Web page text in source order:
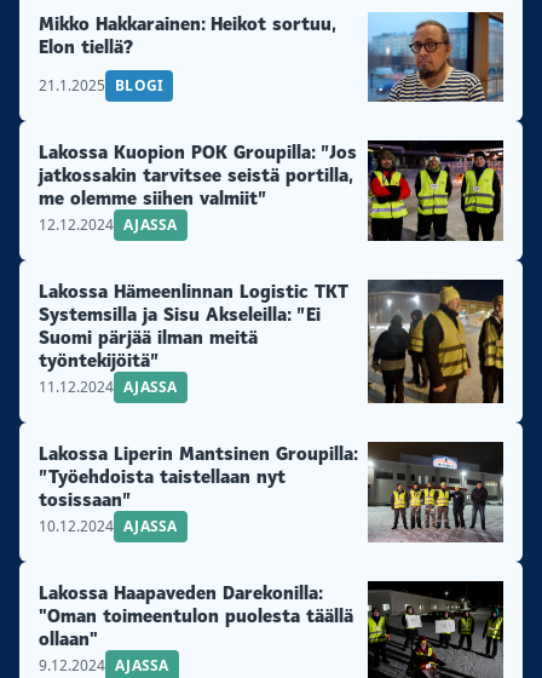
Mikko Hakkarainen: Heikot sortuu,
Elon tiellä?
21.1.2025 BLOGI
Lakossa Kuopion POK Groupilla: ”Jos
jatkossakin tarvitsee seistä portilla,
me olemme siihen valmiit”
12.12.2024 AJASSA
Lakossa Hämeenlinnan Logistic TKT
Systemsilla ja Sisu Akseleilla: ”Ei
Suomi pärjää ilman meitä
työntekijöitä”
11.12.2024 AJASSA
Lakossa Liperin Mantsinen Groupilla:
”Työehdoista taistellaan nyt
tosissaan”
10.12.2024 AJASSA
Lakossa Haapaveden Darekonilla:
"Oman toimeentulon puolesta täällä
ollaan"
9.12.2024 AJASSA